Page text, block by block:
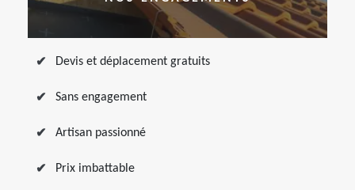
Devis et déplacement gratuits
Sans engagement
Artisan passionné
Prix imbattable